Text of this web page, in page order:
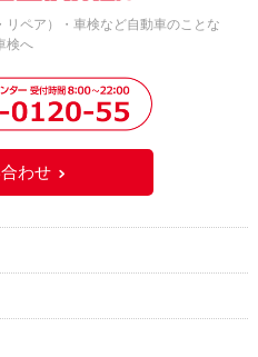
ペア）・車検など自動車のことな
検へ
わせ